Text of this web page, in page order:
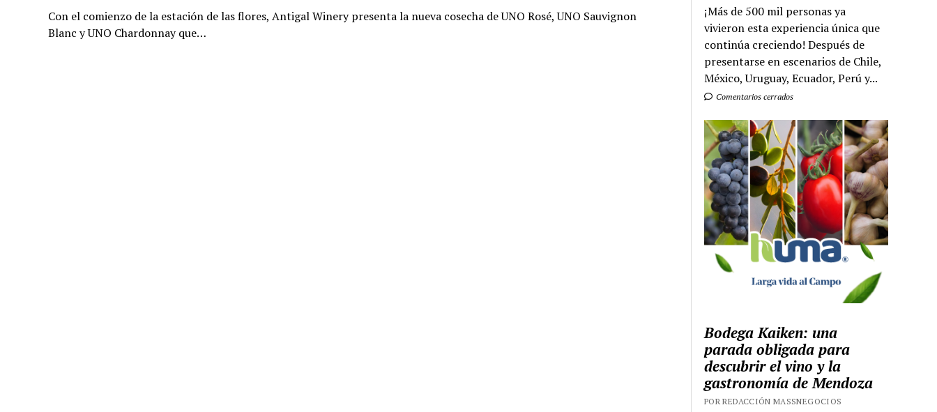
Con el comienzo de la estación de las flores, Antigal Winery presenta la nueva cosecha de UNO Rosé, UNO Sauvignon
Blanc y UNO Chardonnay que…
¡Más de 500 mil personas ya
vivieron esta experiencia única que
continúa creciendo! Después de
presentarse en escenarios de Chile,
México, Uruguay, Ecuador, Perú y...
Comentarios cerrados
Bodega Kaiken: una
parada obligada para
descubrir el vino y la
gastronomía de Mendoza
POR REDACCIÓN MASSNEGOCIOS